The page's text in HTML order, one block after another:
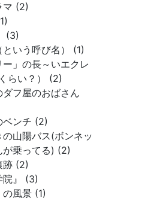
マ (2)
(3)
という呼び名） (1)
ー」の長～いエクレ
らい？） (2)
ダフ屋のおばさん
ベンチ (2)
の山陽バス(ボンネッ
が乗ってる) (2)
跡 (2)
院』 (3)
の風景 (1)